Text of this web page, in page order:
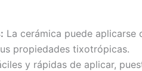
La cerámica puede aplicarse
propiedades tixotrópicas.
y rápidas de aplicar,